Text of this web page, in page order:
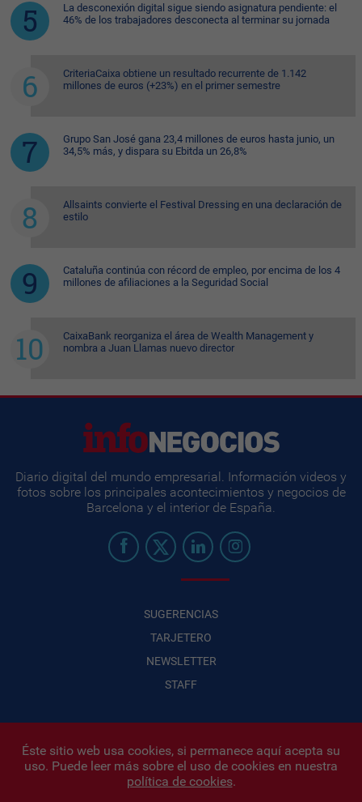
La desconexión digital sigue siendo asignatura pendiente: el
46% de los trabajadores desconecta al terminar su jornada
CriteriaCaixa obtiene un resultado recurrente de 1.142
millones de euros (+23%) en el primer semestre
Grupo San José gana 23,4 millones de euros hasta junio, un
34,5% más, y dispara su Ebitda un 26,8%
Allsaints convierte el Festival Dressing en una declaración de
estilo
Cataluña continúa con récord de empleo, por encima de los 4
millones de afiliaciones a la Seguridad Social
CaixaBank reorganiza el área de Wealth Management y
nombra a Juan Llamas nuevo director
Diario digital del mundo empresarial. Información videos y
fotos sobre los principales acontecimientos y negocios de
Barcelona y el interior de España.
SUGERENCIAS
TARJETERO
NEWSLETTER
STAFF
Infonegocios 2026| INFONEGOCIOS S.A. · CUIT: 30710438486 |
Políticas de Privacidad|Protección de datos personales
Éste sitio web usa cookies, si permanece aquí acepta su
uso. Puede leer más sobre el uso de cookies en nuestra
política de cookies.